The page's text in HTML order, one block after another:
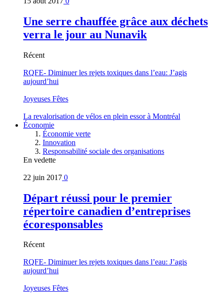
Une serre chauffée grâce aux déchets
verra le jour au Nunavik
Récent
RQFE- Diminuer les rejets toxiques dans l’eau: J’agis
aujourd’hui
Joyeuses Fêtes
La revalorisation de vélos en plein essor à Montréal
Économie
Économie verte
Innovation
Responsabilité sociale des organisations
En vedette
22 juin 2017 0
Départ réussi pour le premier
répertoire canadien d’entreprises
écoresponsables
Récent
RQFE- Diminuer les rejets toxiques dans l’eau: J’agis
aujourd’hui
Joyeuses Fêtes